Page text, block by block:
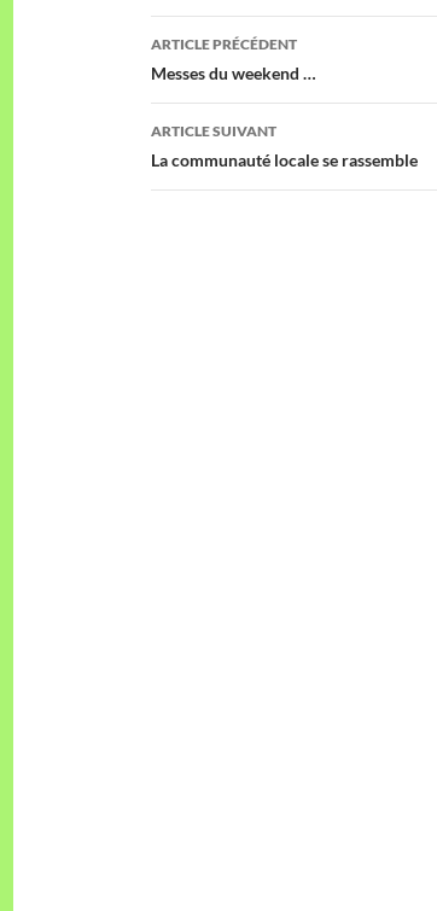
Navigation
des
articles
ARTICLE PRÉCÉDENT
Messes du weekend …
ARTICLE SUIVANT
La communauté locale se rassemble